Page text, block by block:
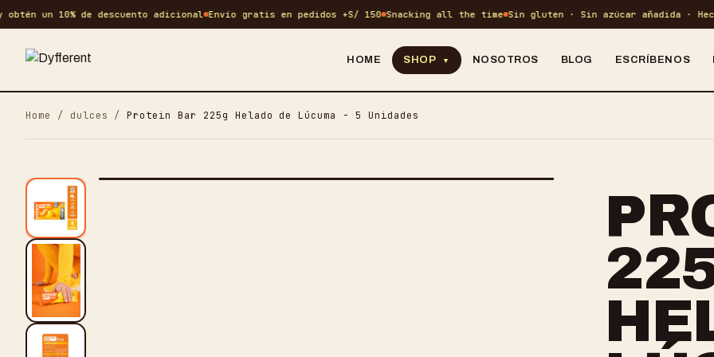
un 10% de descuento adicional Envío gratis en pedidos +S/ 150 Snacking all the time Sin gluten · Sin azúcar añadida · Hecho
HOME SHOP ▼
12 SNACKS EN TOTAL
→ CEREAL ·
NOSOTROS BLOG ESCRÍBENOS
Home / dulces /Protein Bar 225g Helado de Lúcuma - 5 Unidades